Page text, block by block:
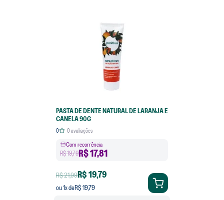
PASTA DE DENTE NATURAL DE LARANJA E
CANELA 90G
0 0avaliações
Com recorrência
R$ 19,79R$17,81
R$ 21,99R$ 19,79
ou1x deR$ 19,79